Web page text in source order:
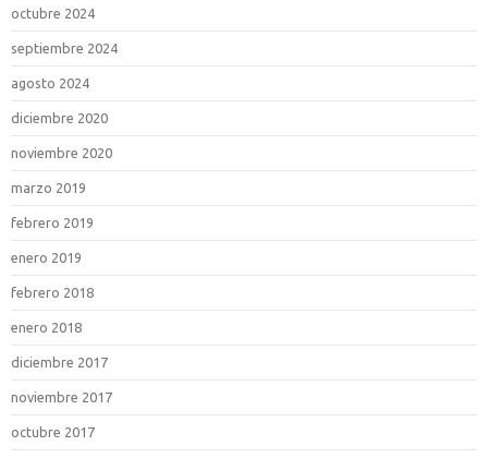
octubre 2024
septiembre 2024
agosto 2024
diciembre 2020
noviembre 2020
marzo 2019
febrero 2019
enero 2019
febrero 2018
enero 2018
diciembre 2017
noviembre 2017
octubre 2017